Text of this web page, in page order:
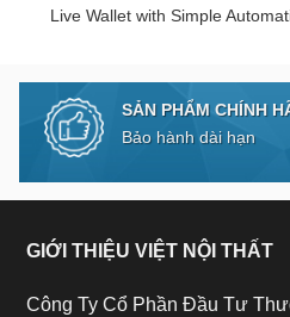
Live Wallet with Simple
SẢN PHẨM CHÍNH
Bảo hành dài hạn
GIỚI THIỆU VIỆT NỘI THẤT
Công Ty Cổ Phần Đầu Tư